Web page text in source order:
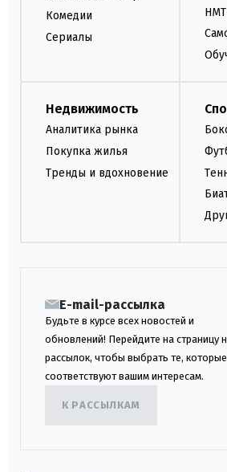
Комедии
Сериалы
НМТ
Недвижимость
Аналитика рынка
Покупка жилья
Тренды и вдохновение
E-mail-рассылка
Будьте в курсе всех новостей и
обновлений! Перейдите на страницу
рассылок, чтобы выбрать те, которые
соответствуют вашим интересам.
К РАССЫЛКАМ